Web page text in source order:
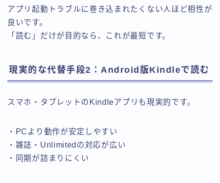
アプリ起動トラブルに巻き込まれたくない人ほど相性が
良いです。
「読む」だけが目的なら、これが最短です。
現実的な代替手段2：Android版Kindleで読む
スマホ・タブレットのKindleアプリも現実的です。
・PCより動作が安定しやすい
・雑誌・Unlimitedの対応が広い
・同期が詰まりにくい